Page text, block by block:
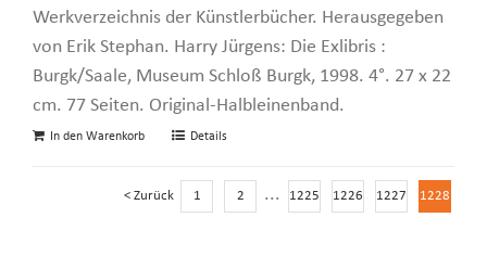
Werkverzeichnis der Künstlerbücher. Herausgegeben
von Erik Stephan. Harry Jürgens: Die Exlibris :
Burgk/Saale, Museum Schloß Burgk, 1998. 4°. 27 x 22
cm. 77 Seiten. Original-Halbleinenband.
In den Warenkorb Details
< Zurück 1 2 ... 1225 1226 1227 1228